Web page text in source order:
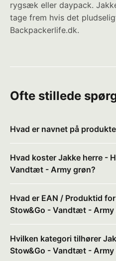
rygsæk eller daypack.
tage frem hvis det
Backpackerlife.dk.
Ofte stillede
Hvad er navnet på
Hvad koster Jakke herre -
Vandtæt - Army grøn?
Hvad er EAN / Produktid
Stow&Go - Vandtæt - Army
Hvilken kategori tilhører
Stow&Go - Vandtæt - Army